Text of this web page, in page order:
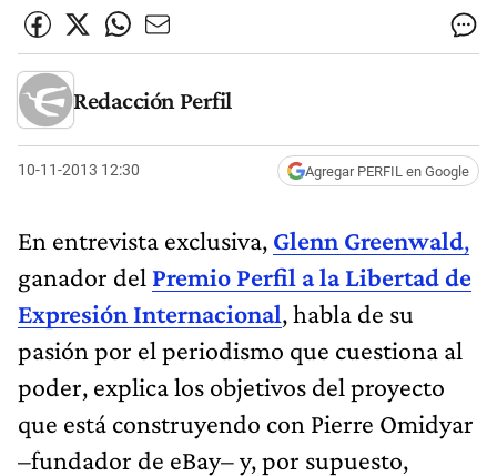
Redacción Perfil
10-11-2013 12:30 Agregar PERFIL en Google
En entrevista exclusiva, Glenn Greenwald,
ganador del Premio Perfil a la Libertad de
Expresión Internacional, habla de su
pasión por el periodismo que cuestiona al
poder, explica los objetivos del proyecto
que está construyendo con Pierre Omidyar
–fundador de eBay– y, por supuesto,